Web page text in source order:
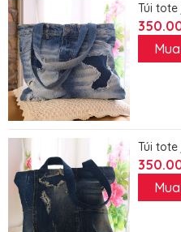
Túi tote
Túi tote